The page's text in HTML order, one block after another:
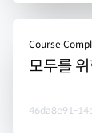
Course
모두를
46da8e91-